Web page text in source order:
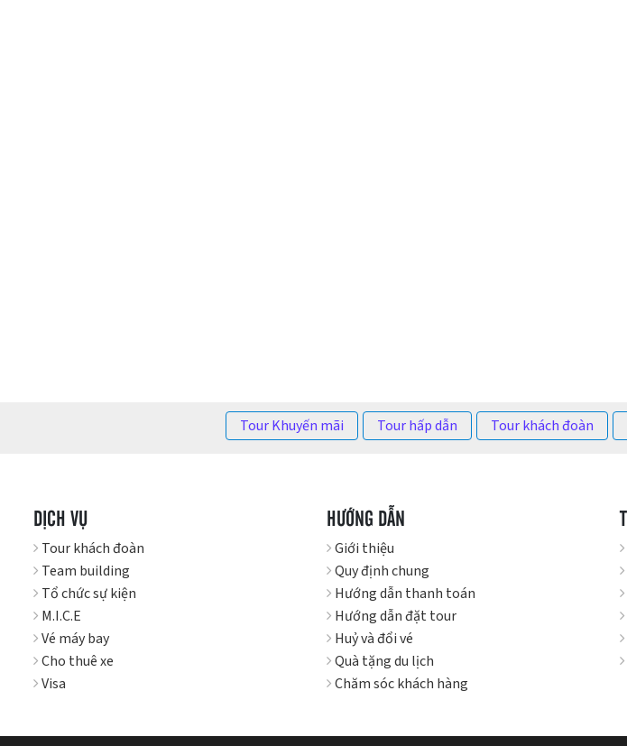
Tour Khuyến mãi Tour hấp dẫn Tour khách đoàn
DỊCH VỤ
Tour khách đoàn
Team building
Tổ chức sự kiện
M.I.C.E
Vé máy bay
Cho thuê xe
Visa
HƯỚNG DẪN
Giới thiệu
Quy định chung
Hướng dẫn thanh toán
Hướng dẫn đặt tour
Huỷ và đổi vé
Quà tặng du lịch
Chăm sóc khách hàng